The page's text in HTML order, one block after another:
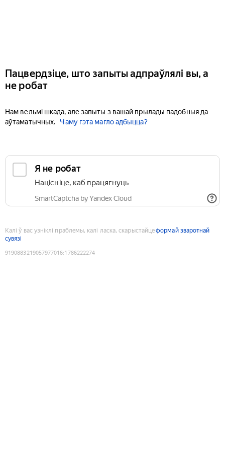
Пацвердзіце, што запыты адпраўлялі вы, а
не робат
Нам вельмі шкада, але запыты з вашай прылады падобныя да
аўтаматычных.
Чаму гэта магло адбыцца?
Я не робат
Націсніце, каб працягнуць
SmartCaptcha by Yandex Cloud
Калі ў вас узніклі праблемы, калі ласка, скарыстайцеформай зваротнай
сувязі
9190883219057977016:1786222274